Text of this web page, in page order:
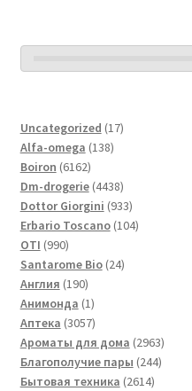
Uncategorized 1717
Alfa-omega 138138
Boiron 61626162
товара
Dm-drogerie 44384438
товаров
Dottor Giorgini 933933
товара
Erbario Toscano 104104
OTI 990990
товаров
Santarome Bio 2424
Англия 190190
товаров
Анимонда 11
товар
Аптека 30573057
товаров
Ароматы для дома 29632963
товара
Благополучие пары 244244
Бытовая техника 26142614